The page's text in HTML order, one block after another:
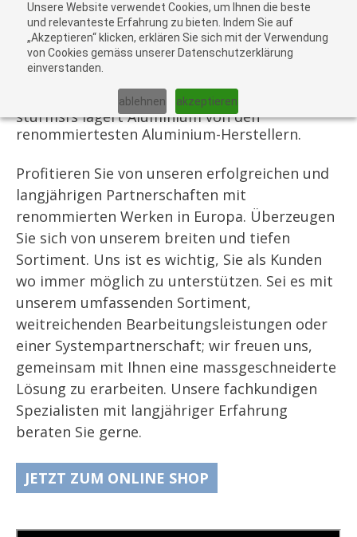
Unsere Website verwendet Cookies, um Ihnen die beste
und relevanteste Erfahrung zu bieten. Indem Sie auf
„Akzeptieren“ klicken, erklären Sie sich mit der Verwendung
von Cookies gemäss unserer Datenschutzerklärung
einverstanden.
ablehnen akzeptieren
Aluminium Hersteller
stürmsfs lagert Aluminium von den
renommiertesten Aluminium-Herstellern.
Profitieren Sie von unseren erfolgreichen und
langjährigen Partnerschaften mit
renommierten Werken in Europa. Überzeugen
Sie sich von unserem breiten und tiefen
Sortiment. Uns ist es wichtig, Sie als Kunden
wo immer möglich zu unterstützen. Sei es mit
unserem umfassenden Sortiment,
weitreichenden Bearbeitungsleistungen oder
einer Systempartnerschaft; wir freuen uns,
gemeinsam mit Ihnen eine massgeschneiderte
Lösung zu erarbeiten. Unsere fachkundigen
Spezialisten mit langjähriger Erfahrung
beraten Sie gerne.
JETZT ZUM ONLINE SHOP